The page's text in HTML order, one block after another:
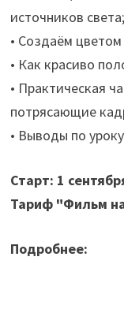
источников света;
• Создаём
• Как красиво
• Практическая
потрясающие
• Выводы по
Старт: 1
Тариф "Фильм
Подробнее: